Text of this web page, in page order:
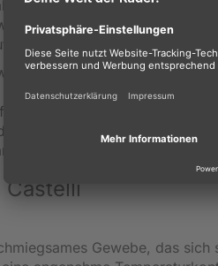
plötzlich abkühlt. Bei
um bei dem noch
- einfach die Beinlinge
dasFleecematerialden
außen. Bei anstrengenden
ist trocken. Der
dadurch kann man sich
nicht verrutschen und
Gewebe, das